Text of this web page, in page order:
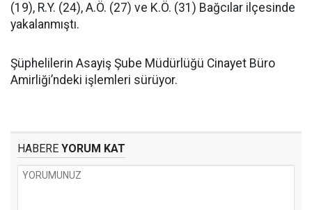
(19), R.Y. (24), A.Ö. (27) ve K.Ö. (31) Bağcılar ilçesinde
yakalanmıştı.
Şüphelilerin Asayiş Şube Müdürlüğü Cinayet Büro
Amirliği’ndeki işlemleri sürüyor.
HABERE YORUM KAT